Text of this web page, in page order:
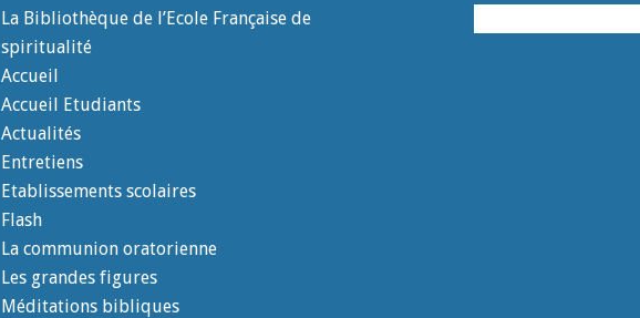
La Bibliothèque de l’Ecole Française de
spiritualité
Accueil
Accueil Etudiants
Actualités
Entretiens
Etablissements scolaires
Flash
La communion oratorienne
Les grandes figures
Méditations bibliques